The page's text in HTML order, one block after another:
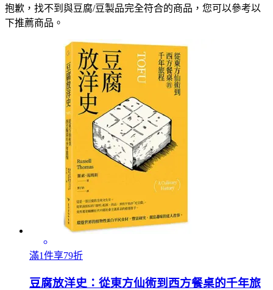
抱歉， 找不到與豆腐/豆製品完全符合的商品，您可以參考以
下推薦商品 。
滿1件享79折
豆腐放洋史：從東方仙術到西方餐桌的千年旅